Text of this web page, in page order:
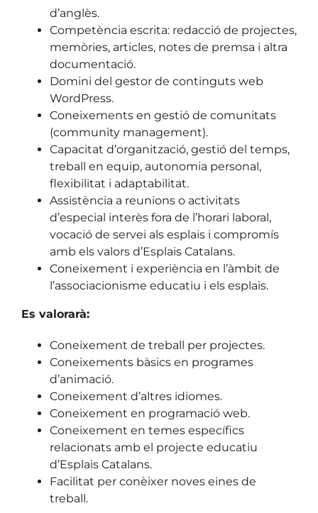
d’anglès.
Competència escrita: redacció de projectes,
memòries, articles, notes de premsa i altra
documentació.
Domini del gestor de continguts web
WordPress.
Coneixements en gestió de comunitats
(community management).
Capacitat d’organització, gestió del temps,
treball en equip, autonomia personal,
flexibilitat i adaptabilitat.
Assistència a reunions o activitats
d’especial interès fora de l’horari laboral,
vocació de servei als esplais i compromís
amb els valors d’Esplais Catalans.
Coneixement i experiència en l’àmbit de
l’associacionisme educatiu i els esplais.
Es valorarà:
Coneixement de treball per projectes.
Coneixements bàsics en programes
d’animació.
Coneixement d’altres idiomes.
Coneixement en programació web.
Coneixement en temes específics
relacionats amb el projecte educatiu
d’Esplais Catalans.
Facilitat per conèixer noves eines de
treball.